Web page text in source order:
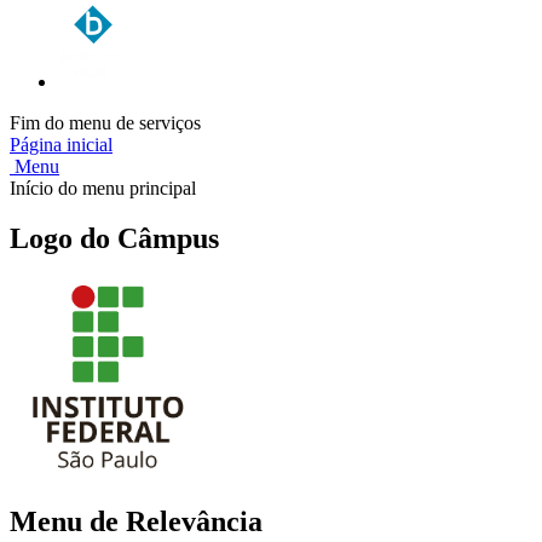
Fim do menu de serviços
Página inicial
Menu
Início do menu principal
Logo do Câmpus
Menu de Relevância